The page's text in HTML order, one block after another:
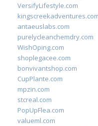
VersifyLifestyle.com
antaeuslabs.com
purelycleanchemdry.com
WishOping.com
shoplegacee.com
bonvivantshop.com
CupPlante.com
mpzin.com
stcreal.com
PopUpFlea.com
valueml.com